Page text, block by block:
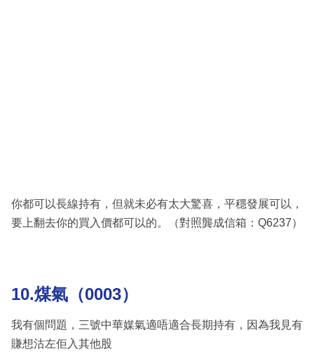
你都可以長線持有，但就未必有太大驚喜，平穩發展可以，
要上翻去你的買入價都可以的。（對照龔成信箱：Q6237）
10.煤氣（0003）
我有個問題，三號中華媒氣適唔適合長期持有，因為我見有
賺想沽左佢入其他股